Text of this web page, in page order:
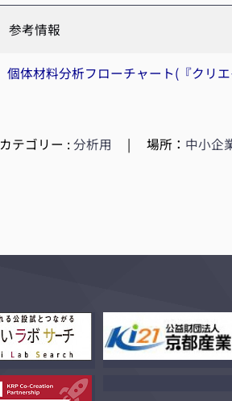
参考情報
個体材料分析フローチャート(『クリ
カテゴリー :分析用 | 場所： 中小企